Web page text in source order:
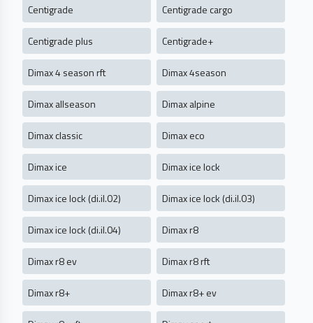
Centigrade Centigrade cargo
Centigrade plus Centigrade+
Dimax 4 season rft Dimax 4season
Dimax allseason Dimax alpine
Dimax classic Dimax eco
Dimax ice Dimax ice lock
Dimax ice lock (di.il.02) Dimax ice lock (di.il.03)
Dimax ice lock (di.il.04) Dimax r8
Dimax r8 ev Dimax r8 rft
Dimax r8+ Dimax r8+ ev